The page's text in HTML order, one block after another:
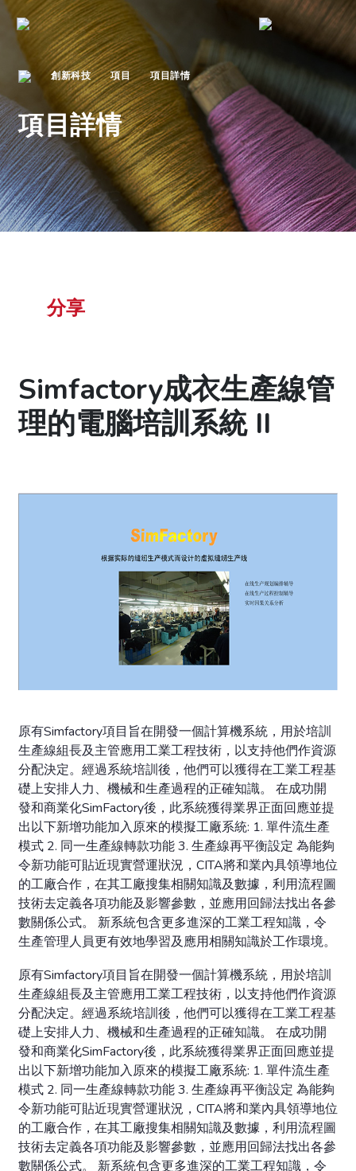
創新科技 項目 項目詳情
項目詳情
分享
Simfactory成衣生產線管
理的電腦培訓系統 II
原有Simfactory項目旨在開發一個計算機系統，用於培訓
生產線組長及主管應用工業工程技術，以支持他們作資源
分配決定。經過系統培訓後，他們可以獲得在工業工程基
礎上安排人力、機械和生產過程的正確知識。 在成功開
發和商業化SimFactory後，此系統獲得業界正面回應並提
出以下新增功能加入原來的模擬工廠系統: 1. 單件流生產
模式 2. 同一生產線轉款功能 3. 生產線再平衡設定 為能夠
令新功能可貼近現實營運狀況，CITA將和業內具領導地位
的工廠合作，在其工廠搜集相關知識及數據，利用流程圖
技術去定義各項功能及影響參數，並應用回歸法找出各參
數關係公式。 新系統包含更多進深的工業工程知識，令
生產管理人員更有效地學習及應用相關知識於工作環境。
原有Simfactory項目旨在開發一個計算機系統，用於培訓
生產線組長及主管應用工業工程技術，以支持他們作資源
分配決定。經過系統培訓後，他們可以獲得在工業工程基
礎上安排人力、機械和生產過程的正確知識。 在成功開
發和商業化SimFactory後，此系統獲得業界正面回應並提
出以下新增功能加入原來的模擬工廠系統: 1. 單件流生產
模式 2. 同一生產線轉款功能 3. 生產線再平衡設定 為能夠
令新功能可貼近現實營運狀況，CITA將和業內具領導地位
的工廠合作，在其工廠搜集相關知識及數據，利用流程圖
技術去定義各項功能及影響參數，並應用回歸法找出各參
數關係公式。 新系統包含更多進深的工業工程知識，令